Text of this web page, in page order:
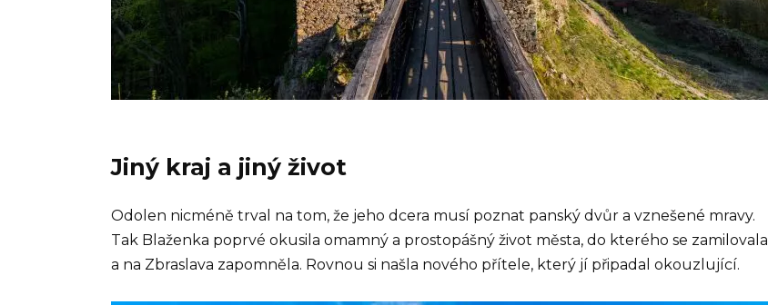
Jiný kraj a jiný život
Odolen nicméně trval na tom, že jeho dcera musí poznat panský dvůr a vznešené mravy.
Tak Blaženka poprvé okusila omamný a prostopášný život města, do kterého se zamilovala
a na Zbraslava zapomněla. Rovnou si našla nového přítele, který jí připadal okouzlující.